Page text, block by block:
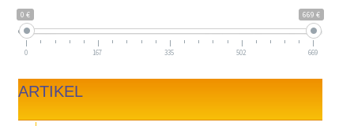
0 € 669 €
0 167 335 502 669
ARTIKEL